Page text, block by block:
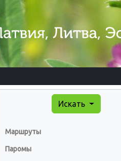
Искать
Маршруты
Паромы